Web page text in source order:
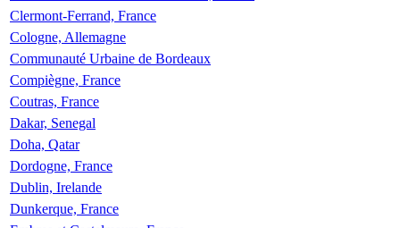
Clermont-Ferrand, France
Cologne, Allemagne
Communauté Urbaine de Bordeaux
Compiègne, France
Coutras, France
Dakar, Senegal
Doha, Qatar
Dordogne, France
Dublin, Irelande
Dunkerque, France